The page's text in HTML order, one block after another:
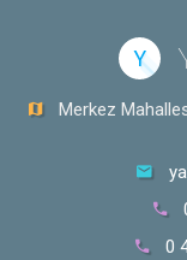
Y
Merkez
0